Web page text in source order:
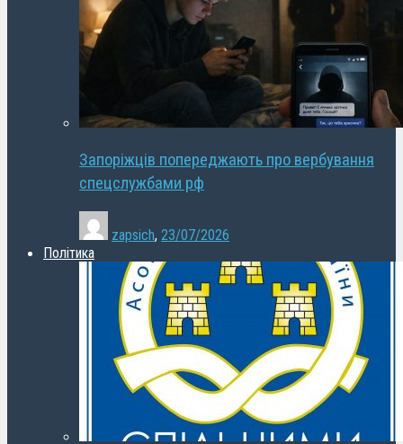
Запоріжців попереджають про вербування
спецслужбами рф
zapsich, 23/07/2026
Політика